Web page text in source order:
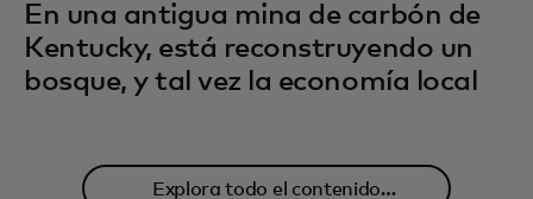
En una antigua mina de carbón de
Kentucky, está reconstruyendo un
bosque, y tal vez la economía local
Explora todo el contenido